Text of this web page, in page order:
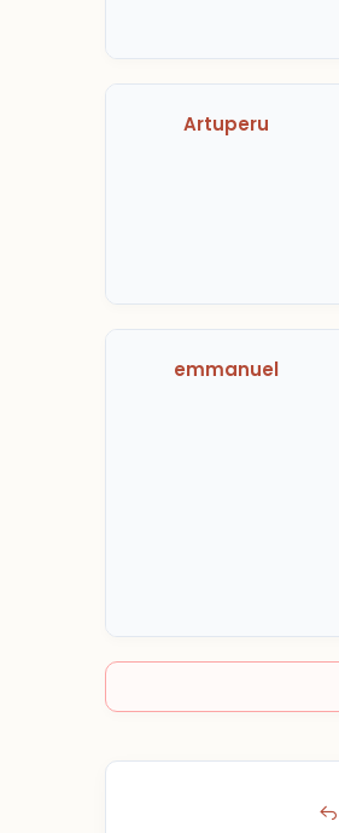
Artuperu
emmanuel